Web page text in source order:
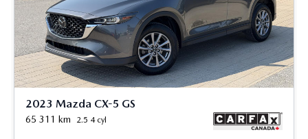
2023 Mazda CX-5 GS
65 311 km 2.5 4 cyl